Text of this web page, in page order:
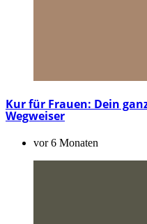
Kur für Frauen: Dein
Wegweiser
vor 6 Monaten